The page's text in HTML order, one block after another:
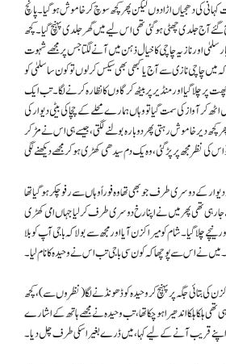
کی دھجیاں اڑا دوں لیکن پھر کچھ سوچ کر خاموش ہوگیا۔ پانچ
آج جلدی چھٹی ہوگئی تھی اس لیے میں گھر جلدی پہنچ گیا۔ کچھ
بار سلمیٰ اور نازیہ چاچی کا خیال ذہن میں آنے لگتا جس پر مجھے شہوت
چاچی نازی سے آج یا کبھی بھی سیکس کرلوں تو کون سا سلمیٰ کو
چلا گیا اور منڈیر پر بیٹھ کر گاوں کا نظارہ کرنے لگا۔ تب ایک
کر آواز کی سمت گیا تو وہاں ہمارے محلے کے چچا کی بیٹی دیوار کی
دیر خاموش رہتی پھر دوبارہ بولنے لگتی، جیسے ہی اس نے مڑ کر
اس کی نظر مجھ پر پڑگئی، وہ یک دم سیدھی کھڑی ہوکر مجھے دیکھنے لگی
کے دوسری طرف جو بھی تھا وہ فوراً وہاں سے رفو چکر ہوگیا تھا
تھی پھر میں نے اپنا رخ دوسری طرف کرلیا جہاں امی کھڑی
چلا گیا۔ شام کو میرا کزن آیا اور مجھ سے بولا کہ باجی آپ کو بلا
میں نے اس سے پوچھا کہ کون سی باجی تب اس نے وحیدہ کا نام لیا۔
کی بتائی جگہ پر پہنچ کر وحیدہ کو ڈھونڈنے لگا(نظروں سے)، کچھ
تھی ہلکا ہلکا اندھیرا ہوچکا تھا، تب وحیدہ نے مجھے ہاتھ کے اشارے
قریب آنے کے لیے کہا، میں ڈرے بغیر اسکی طرف چل دیا۔